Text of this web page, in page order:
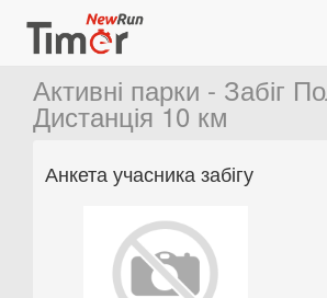
Активні парки - Забіг
Дистанція 10 км
Анкета учасника забігу